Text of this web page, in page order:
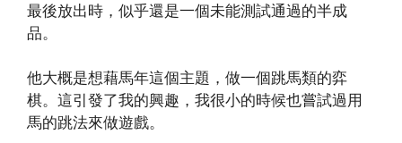
最後放出時，似乎還是一個未能測試通過的半成
品。
他大概是想藉馬年這個主題，做一個跳馬類的弈
棋。這引發了我的興趣，我很小的時候也嘗試過用
馬的跳法來做遊戲。